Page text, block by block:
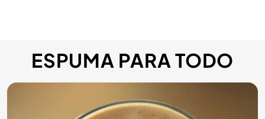
ESPUMA PARA TODO